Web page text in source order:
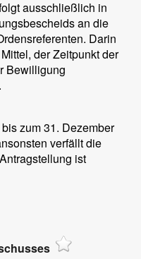
ausschließlich in
an die
Darin
der Zeitpunkt der
Bewilligung
zum 31. Dezember
verfällt die
ist